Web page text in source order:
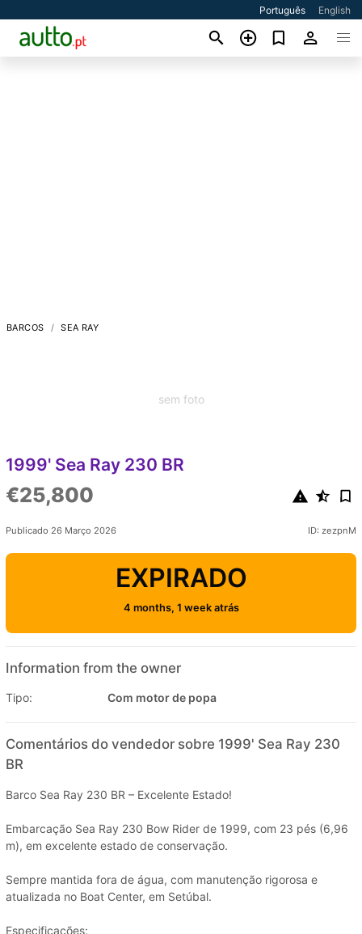
Português English
BARCOS SEA RAY
sem foto
1999' Sea Ray 230 BR
€25,800
Publicado 26 Março 2026 ID: zezpnM
EXPIRADO
4 months, 1 week atrás
Information from the owner
Tipo: Com motor de popa
Comentários do vendedor sobre 1999' Sea Ray 230
BR
Barco Sea Ray 230 BR – Excelente Estado!
Embarcação Sea Ray 230 Bow Rider de 1999, com 23 pés (6,96
m), em excelente estado de conservação.
Sempre mantida fora de água, com manutenção rigorosa e
atualizada no Boat Center, em Setúbal.
Especificações: